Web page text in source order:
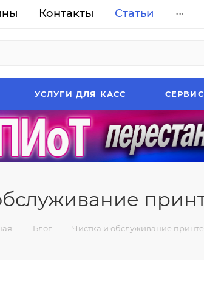
Контакты Статьи ...
УСЛУГИ ДЛЯ КАСС
— Блог — Чистка и обслуживание